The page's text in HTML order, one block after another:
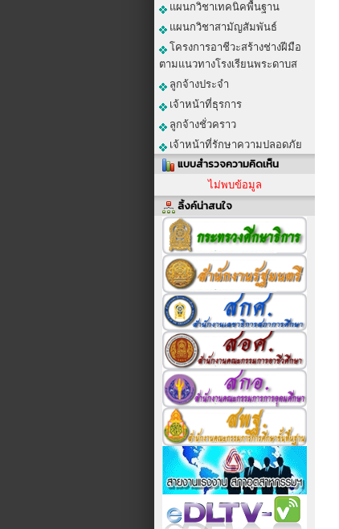
แผนกวิชาเทคนิคพื้นฐาน
แผนกวิชาสามัญสัมพันธ์
โครงการอาชีวะสร้างช่างฝีมือ
ตามแนวทางโรงเรียนพระดาบส
ลูกจ้างประจำ
เจ้าหน้าที่ธุรการ
ลูกจ้างชั่วคราว
เจ้าหน้าที่รักษาความปลอดภัย
แบบสำรวจความคิดเห็น
ไม่พบข้อมูล
ลิ้งค์น่าสนใจ